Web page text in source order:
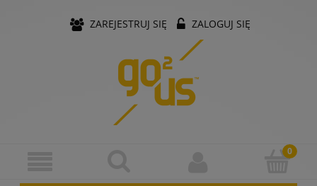
ZAREJESTRUJ SIĘ ZALOGUJ SIĘ